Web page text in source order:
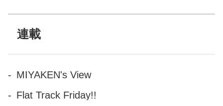
するのか・・・要注目です！
連載
MIYAKEN's View
Flat Track Friday!!